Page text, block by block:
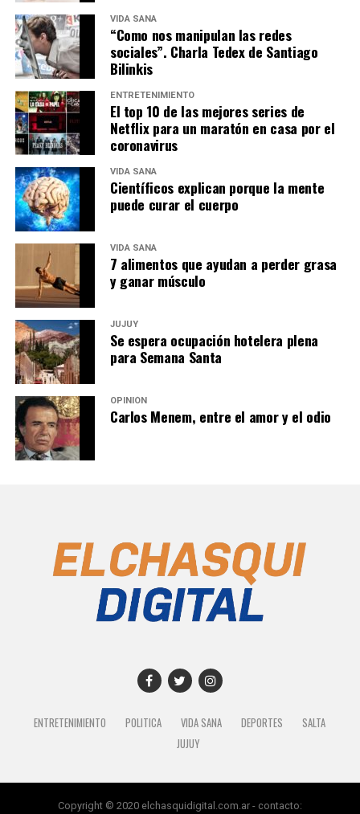
VIDA SANA
“Como nos manipulan las redes
sociales”. Charla Tedex de Santiago
Bilinkis
ENTRETENIMIENTO
El top 10 de las mejores series de
Netflix para un maratón en casa por el
coronavirus
VIDA SANA
Científicos explican porque la mente
puede curar el cuerpo
VIDA SANA
7 alimentos que ayudan a perder grasa
y ganar músculo
JUJUY
Se espera ocupación hotelera plena
para Semana Santa
OPINIÓN
Carlos Menem, entre el amor y el odio
ENTRETENIMIENTO POLITICA VIDA SANA DEPORTES
SALTA
JUJUY
Copyright © 2020 elchasquidigital.com.ar - contacto: